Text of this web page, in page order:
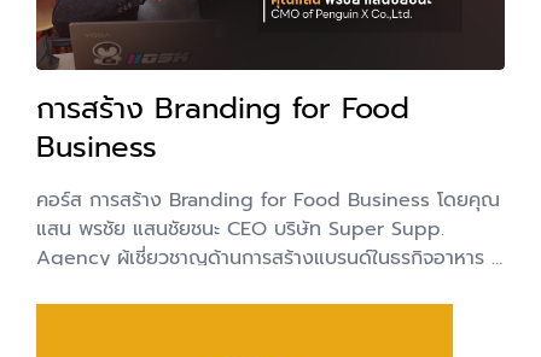
การสร้าง Branding for Food
Business
คอร์ส การสร้าง Branding for Food Business โดยคุณ
แสน พรชัย แสนชัยชนะ CEO บริษัท Super Supp.
Agency ผู้เชี่ยวชาญด้านการสร้างแบรนด์ในธุรกิจอาหาร